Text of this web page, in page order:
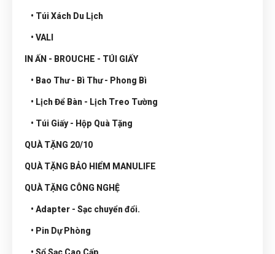
• Túi Xách Du Lịch
• VALI
IN ẤN - BROUCHE - TÚI GIẤY
• Bao Thư - Bì Thư - Phong Bì
• Lịch Để Bàn - Lịch Treo Tường
• Túi Giấy - Hộp Quà Tặng
QUÀ TẶNG 20/10
QUÀ TẶNG BẢO HIỂM MANULIFE
QUÀ TẶNG CÔNG NGHỆ
• Adapter - Sạc chuyển đổi.
• Pin Dự Phòng